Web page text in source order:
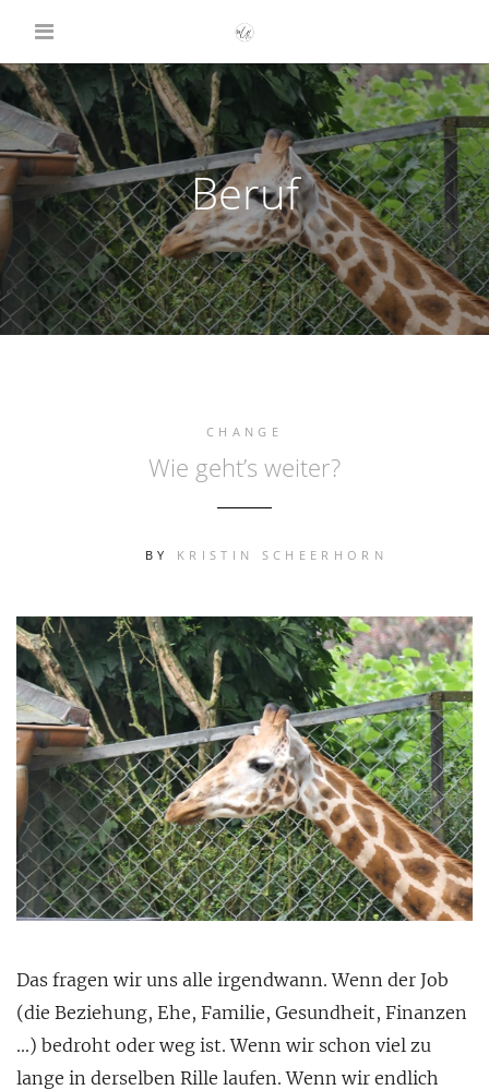
Beruf
CHANGE
Wie geht’s weiter?
BY KRISTIN SCHEERHORN
Das fragen wir uns alle irgendwann. Wenn der Job
(die Beziehung, Ehe, Familie, Gesundheit, Finanzen
…) bedroht oder weg ist. Wenn wir schon viel zu
lange in derselben Rille laufen. Wenn wir endlich